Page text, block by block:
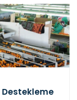
Destekleme